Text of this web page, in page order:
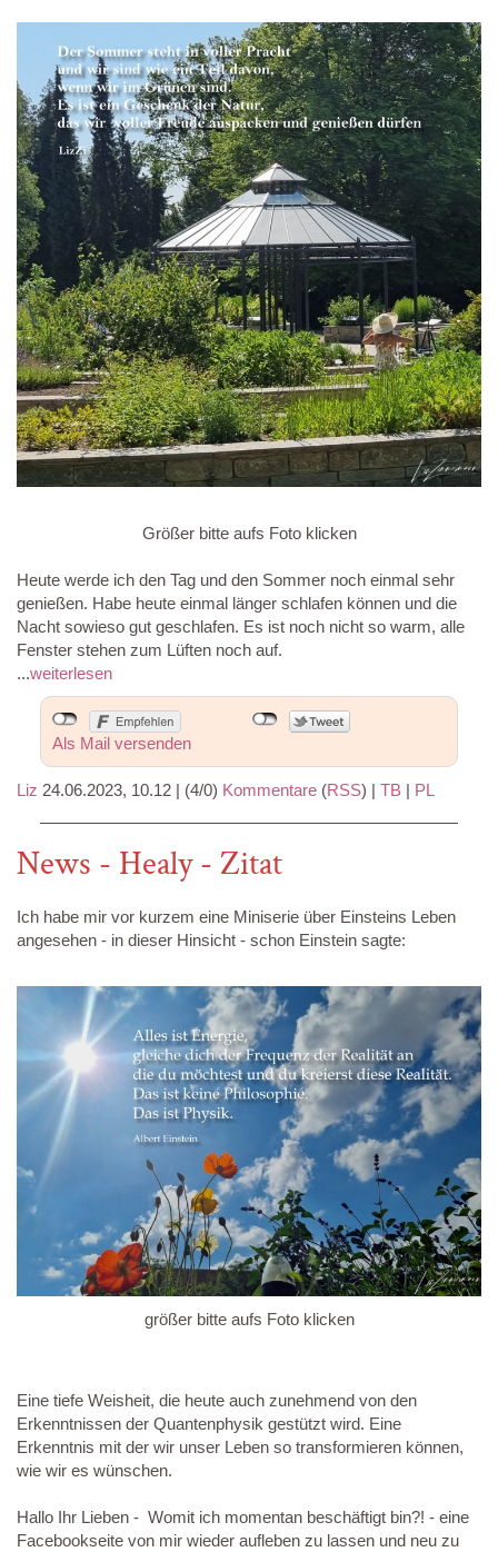
Größer bitte aufs Foto klicken
Heute werde ich den Tag und den Sommer noch einmal sehr
genießen. Habe heute einmal länger schlafen können und die
Nacht sowieso gut geschlafen. Es ist noch nicht so warm, alle
Fenster stehen zum Lüften noch auf.
...weiterlesen
Als Mail versenden
Liz 24.06.2023, 10.12 | (4/0) Kommentare (RSS) | TB | PL
News - Healy - Zitat
Ich habe mir vor kurzem eine Miniserie über Einsteins Leben
angesehen - in dieser Hinsicht - schon Einstein sagte:
größer bitte aufs Foto klicken
Eine tiefe Weisheit, die heute auch zunehmend von den
Erkenntnissen der Quantenphysik gestützt wird. Eine
Erkenntnis mit der wir unser Leben so transformieren können,
wie wir es wünschen.
Hallo Ihr Lieben - Womit ich momentan beschäftigt bin?! - eine
Facebookseite von mir wieder aufleben zu lassen und neu zu